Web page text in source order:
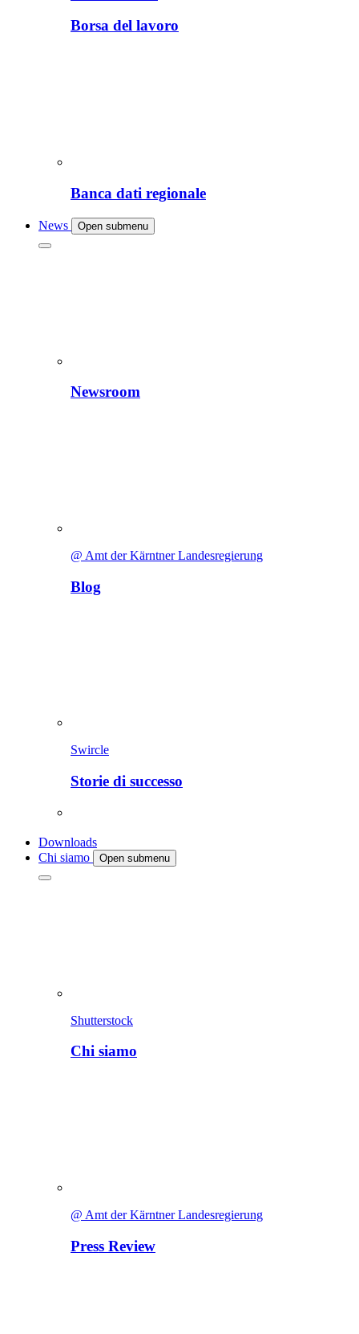
Borsa del lavoro
Banca dati regionale
News Open submenu
Newsroom
@ Amt der Kärntner Landesregierung
Blog
Swircle
Storie di successo
Downloads
Chi siamo
Open submenu
Shutterstock
Chi siamo
@ Amt der Kärntner Landesregierung
Press Review